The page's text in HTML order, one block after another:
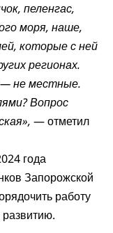
пеленгас,
моря, наше,
которые с ней
регионах.
— не местные.
Вопрос
— отметил
года
Запорожской
работу